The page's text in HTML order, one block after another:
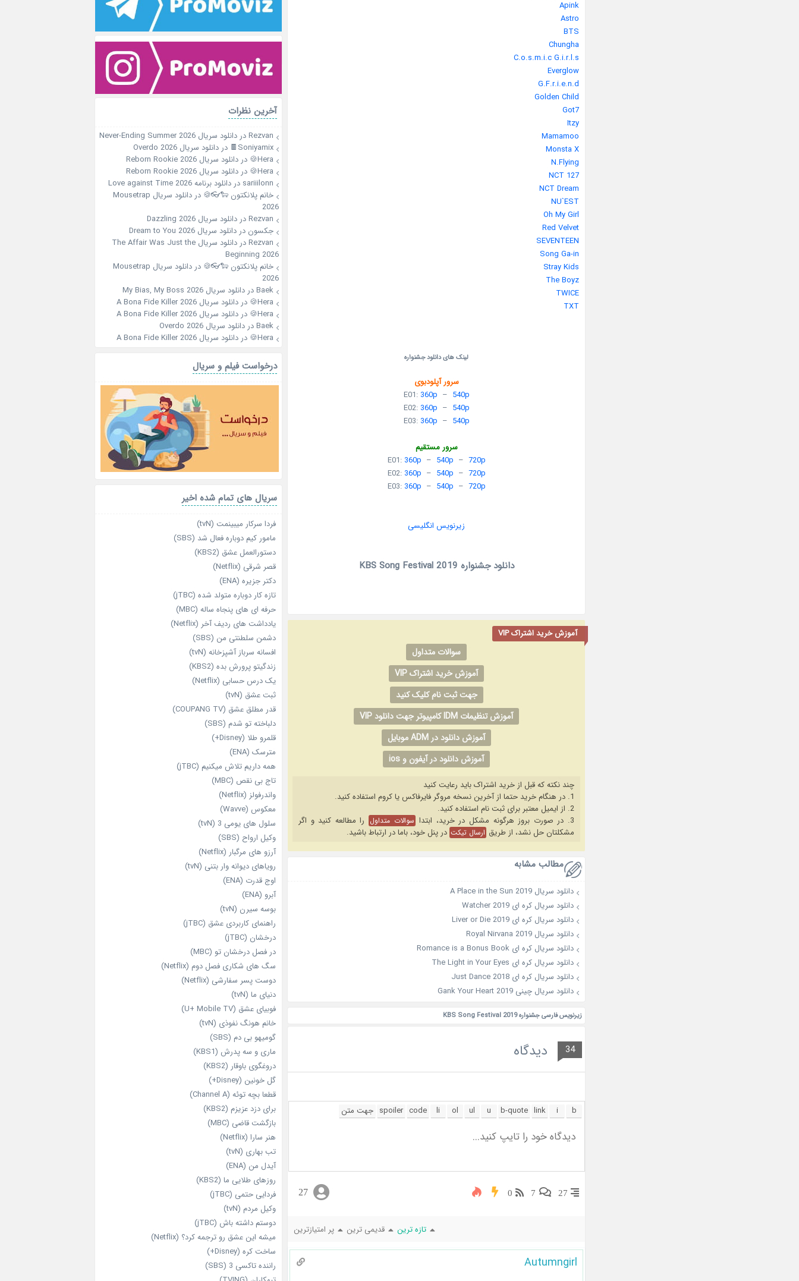
Apink
Astro
BTS
Chungha
C.o.s.m.i.c G.i.r.l.s
Everglow
G.F.r.i.e.n.d
Golden Child
Got7
Itzy
Mamamoo
Monsta X
N.Flying
NCT 127
NCT Dream
NU`EST
Oh My Girl
Red Velvet
SEVENTEEN
Song Ga-in
Stray Kids
The Boyz
TWICE
TXT
لینک های دانلود جشنواره
سرور آپلودبوی
E01: 360p – 540p
E02: 360p – 540p
E03: 360p – 540p
سرور مستقیم
E01: 360p – 540p – 720p
E02: 360p – 540p – 720p
E03: 360p – 540p – 720p
زیرنویس انگلیسی
دانلود جشنواره KBS Song Festival 2019
آموزش خرید اشتراک VIP
سوالات متداول
آموزش خرید اشتراک VIP
جهت ثبت نام کلیک کنید
آموزش تنظیمات IDM کامپیوتر جهت دانلود VIP
آموزش دانلود در ADM موبایل
آموزش دانلود در آیفون و ios
چند نکته که قبل از خرید اشتراک باید رعایت کنید
1. در هنگام خرید حتما از آخرین نسخه مروگر فایرفاکس یا کروم استفاده کنید.
2. از ایمیل معتبر برای ثبت نام استفاده کنید.
3. در صورت بروز هرگونه مشکل در خرید، ابتدا
سوالات متداول را مطالعه کنید و اگر
مشکلتان حل نشد، از طریق ارسال تیکت در پنل خود، باما در ارتباط باشید.
مطالب مشابه
دانلود سریال A Place in the Sun 2019
دانلود سریال کره ای Watcher 2019
دانلود سریال کره ای Liver or Die 2019
دانلود سریال Royal Nirvana 2019
دانلود سریال کره ای Romance is a Bonus Book
دانلود سریال کره ای The Light in Your Eyes
دانلود سریال کره ای Just Dance 2018
دانلود سریال چینی Gank Your Heart 2019
زیرنویس فارسی جشنواره KBS Song Festival 2019
34 دیدگاه
27
7
0
27
تازه ترین قدیمی ترین پر امتیازترین
Autumngirl
آخرین نظرات
Rezvanدردانلود سریال Never-Ending Summer 2026
Soniyamix🍫
دردانلود سریال Overdo 2026
Hera🍪
دردانلود سریال Reborn Rookie 2026
Hera🍪
دردانلود سریال Reborn Rookie 2026
sariiilonn دردانلود برنامه Love against Time 2026
خانم پلانکتون 🐑👓🍪 در
دانلود سریال Mousetrap
2026
Rezvanدردانلود سریال Dazzling 2026
جکسون دردانلود سریال Dream to You 2026
Rezvanدر
دانلود سریال The Affair Was Just the
Beginning 2026
خانم پلانکتون 🐑👓🍪 در
دانلود سریال Mousetrap
2026
Baekدردانلود سریال My Bias, My Boss 2026
Hera🍪
دردانلود سریال A Bona Fide Killer 2026
Hera🍪
دردانلود سریال A Bona Fide Killer 2026
Baekدردانلود سریال Overdo 2026
Hera🍪
دردانلود سریال A Bona Fide Killer 2026
درخواست فیلم و سریال
سریال های تمام شده اخیر
فردا سرکار میبینمت (tvN)
مامور کیم دوباره فعال شد (SBS)
دستورالعمل عشق (KBS2)
قصر شرقی (Netflix)
دکتر جزیره (ENA)
تازه‌ کار دوباره‌ متولد شده (jTBC)
حرفه‌ ای‌ های پنجاه‌ ساله (MBC)
یادداشت‌ های ردیف آخر (Netflix)
دشمن سلطنتی من (SBS)
افسانه سرباز آشپزخانه (tvN)
زندگیتو پرورش بده (KBS2)
یک درس حسابی (Netflix)
ثبت عشق (tvN)
قدر مطلق عشق (COUPANG TV)
دلباخته تو شدم (SBS)
قلمرو طلا (Disney+)
مترسک (ENA)
همه داریم تلاش میکنیم (jTBC)
تاج بی‌ نقص (MBC)
واندرفولز (Netflix)
معکوس (Wavve)
سلول های یومی 3 (tvN)
وکیل ارواح (SBS)
آرزو های مرگبار (Netflix)
رویاهای دیوانه‌ وار بتنی (tvN)
اوج قدرت (ENA)
آبرو (ENA)
بوسه سیرن (tvN)
راهنمای کاربردی عشق (jTBC)
درخشان (jTBC)
در فصل درخشان تو (MBC)
سگ های شکاری فصل دوم (Netflix)
دوست‌ پسر سفارشی (Netflix)
دنیای ما (tvN)
فوبیای عشق (U+ Mobile TV)
خانم هونگ نفوذی (tvN)
گومیهو بی دم (SBS)
ماری و سه پدرش (KBS1)
دروغگوی باوقار (KBS2)
گل خونین (Disney+)
قطعا بچه توئه (Channel A)
برای دزد عزیزم (KBS2)
بازگشت قاضی (MBC)
هنر سارا (Netflix)
تب بهاری (tvN)
آیدل من (ENA)
روزهای طلایی ما (KBS2)
فردایی حتمی (jTBC)
وکیل مردم (tvN)
دوستم داشته باش (jTBC)
میشه این عشق رو ترجمه کرد؟ (Netflix)
ساخت کره (Disney+)
راننده تاکسی 3 (SBS)